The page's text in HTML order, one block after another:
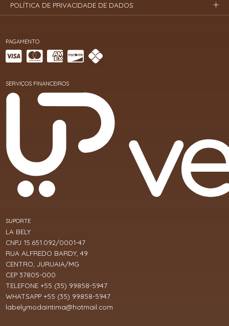
PAGAMENTO
SERVIÇOS FINANCEIROS
SUPORTE
LA BELY
CNPJ 15.651.092/0001-47
RUA ALFREDO BARDY, 49
CENTRO, JURUAIA/MG
CEP 37805-000
TELEFONE +55 (35) 99858-5947
WHATSAPP +55 (35) 99858-5947
labelymodaintima@hotmail.com
POLÍTICA DE PRIVACIDADE DE DADOS